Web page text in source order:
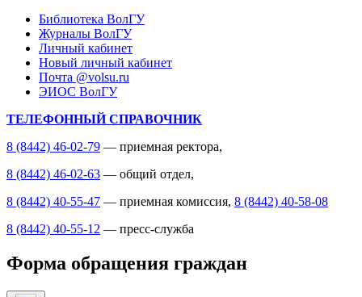
Библиотека ВолГУ
Журналы ВолГУ
Личный кабинет
Новый личный кабинет
Почта @volsu.ru
ЭИОС ВолГУ
ТЕЛЕФОННЫЙ СПРАВОЧНИК
8 (8442) 46-02-79 — приемная ректора,
8 (8442) 46-02-63 — общий отдел,
8 (8442) 40-55-47 — приемная комиссия, 8 (8442) 40-58-08
8 (8442) 40-55-12 — пресс-служба
Форма обращения граждан